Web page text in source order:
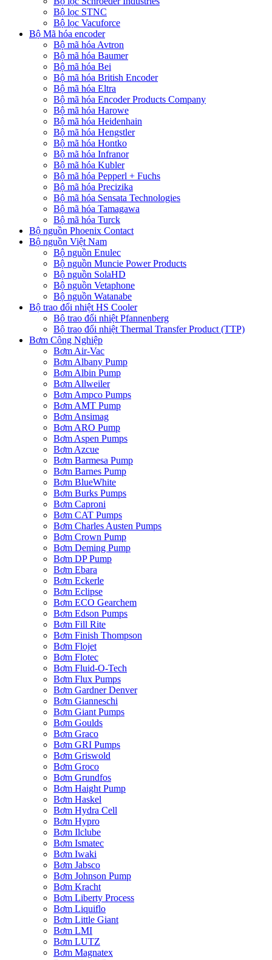
Bộ lọc STNC
Bộ lọc Vacuforce
Bộ Mã hóa encoder
Bộ mã hóa Avtron
Bộ mã hóa Baumer
Bộ mã hóa Bei
Bộ mã hóa British Encoder
Bộ mã hóa Eltra
Bộ mã hóa Encoder Products Company
Bộ mã hóa Harowe
Bộ mã hóa Heidenhain
Bộ mã hóa Hengstler
Bộ mã hóa Hontko
Bộ mã hóa Infranor
Bộ mã hóa Kubler
Bộ mã hóa Pepperl + Fuchs
Bộ mã hóa Precizika
Bộ mã hóa Sensata Technologies
Bộ mã hóa Tamagawa
Bộ mã hóa Turck
Bộ nguồn Phoenix Contact
Bộ nguồn Việt Nam
Bộ nguồn Enulec
Bộ nguồn Muncie Power Products
Bộ nguồn SolaHD
Bộ nguồn Vetaphone
Bộ nguồn Watanabe
Bộ trao đổi nhiệt HS Cooler
Bộ trao đổi nhiệt Pfannenberg
Bộ trao đổi nhiệt Thermal Transfer Product (TTP)
Bơm Công Nghiệp
Bơm Air-Vac
Bơm Albany Pump
Bơm Albin Pump
Bơm Allweiler
Bơm Ampco Pumps
Bơm AMT Pump
Bơm Ansimag
Bơm ARO Pump
Bơm Aspen Pumps
Bơm Azcue
Bơm Barmesa Pump
Bơm Barnes Pump
Bơm BlueWhite
Bơm Burks Pumps
Bơm Caproni
Bơm CAT Pumps
Bơm Charles Austen Pumps
Bơm Crown Pump
Bơm Deming Pump
Bơm DP Pump
Bơm Ebara
Bơm Eckerle
Bơm Eclipse
Bơm ECO Gearchem
Bơm Edson Pumps
Bơm Fill Rite
Bơm Finish Thompson
Bơm Flojet
Bơm Flotec
Bơm Fluid-O-Tech
Bơm Flux Pumps
Bơm Gardner Denver
Bơm Gianneschi
Bơm Giant Pumps
Bơm Goulds
Bơm Graco
Bơm GRI Pumps
Bơm Griswold
Bơm Groco
Bơm Grundfos
Bơm Haight Pump
Bơm Haskel
Bơm Hydra Cell
Bơm Hypro
Bơm Ilclube
Bơm Ismatec
Bơm Iwaki
Bơm Jabsco
Bơm Johnson Pump
Bơm Kracht
Bơm Liberty Process
Bơm Liquiflo
Bơm Little Giant
Bơm LMI
Bơm LUTZ
Bơm Magnatex